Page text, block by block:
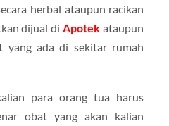
herbal ataupun racikan
dijual diApotekataupun
yang ada di sekitar rumah
para orang tua harus
obat yang akan kalian